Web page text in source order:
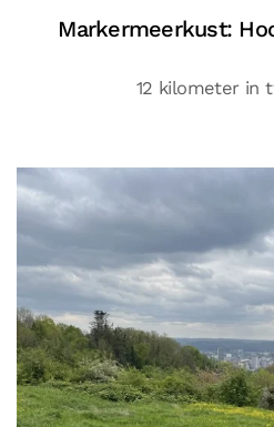
Markermeerkust:
12 kilometer in